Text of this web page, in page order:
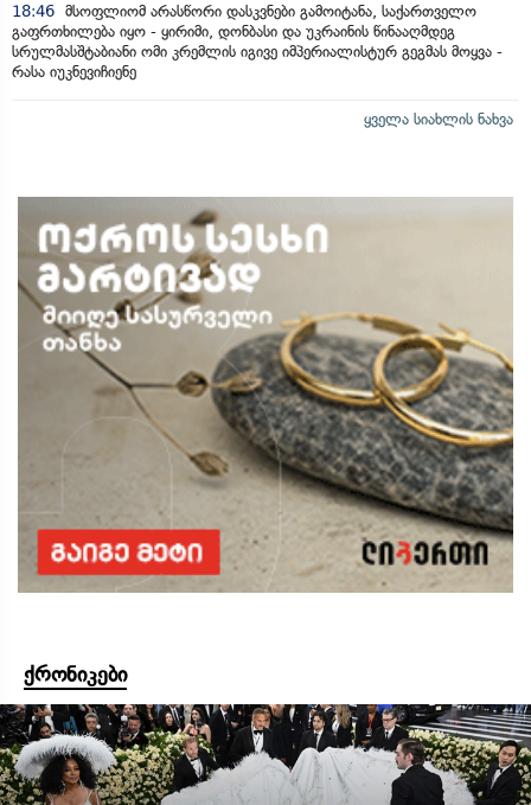
18:46 მსოფლიომ არასწორი დასკვნები გამოიტანა, საქართველო
გაფრთხილება იყო - ყირიმი, დონბასი და უკრაინის წინააღმდეგ
სრულმასშტაბიანი ომი კრემლის იგივე იმპერიალისტურ გეგმას მოყვა -
რასა იუკნევიჩიენე
ყველა სიახლის ნახვა
ქრონიკები